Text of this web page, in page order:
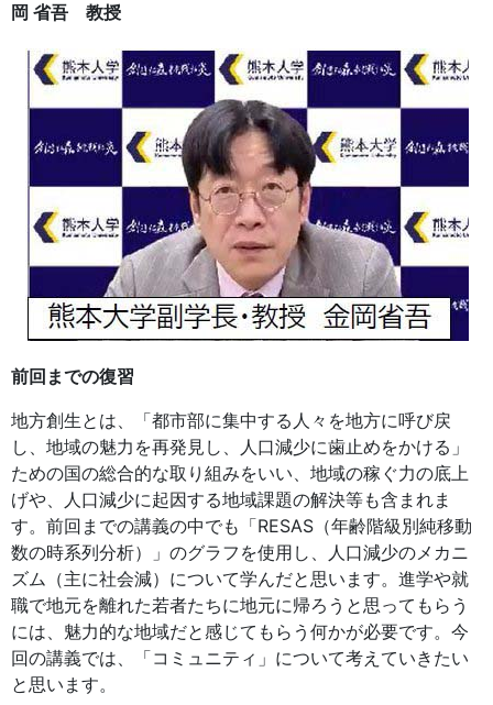
岡 省吾 教授
前回までの復習
地方創生とは、「都市部に集中する人々を地方に呼び戻
し、地域の魅力を再発見し、人口減少に歯止めをかける」
ための国の総合的な取り組みをいい、地域の稼ぐ力の底上
げや、人口減少に起因する地域課題の解決等も含まれま
す。前回までの講義の中でも「RESAS（年齢階級別純移動
数の時系列分析）」のグラフを使用し、人口減少のメカニ
ズム（主に社会減）について学んだと思います。進学や就
職で地元を離れた若者たちに地元に帰ろうと思ってもらう
には、魅力的な地域だと感じてもらう何かが必要です。今
回の講義では、「コミュニティ」について考えていきたい
と思います。